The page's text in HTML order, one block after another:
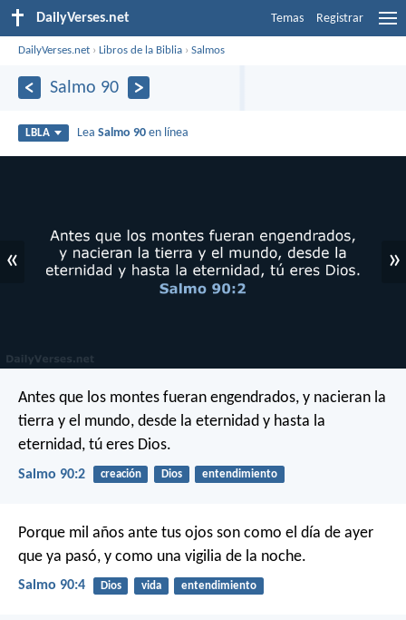
DailyVerses.net Temas Registrar
DailyVerses.net ›Libros de la Biblia ›Salmos
Salmo 90
LBLA LeaSalmo 90 en línea
« »
Antes que los montes fueran engendrados, y nacieran la
tierra y el mundo, desde la eternidad y hasta la
eternidad, tú eres Dios.
Salmo 90:2 creación Dios entendimiento
Porque mil años ante tus ojos son como el día de ayer
que ya pasó, y como una vigilia de la noche.
Salmo 90:4 Dios vida entendimiento